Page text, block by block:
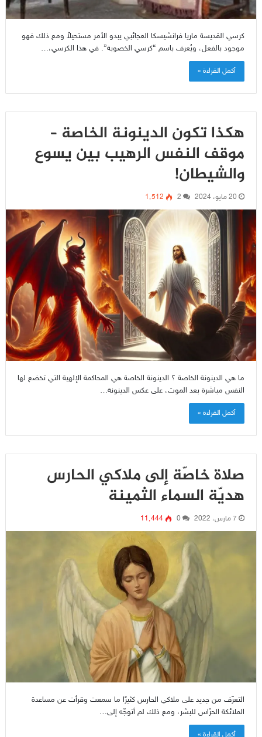
كرسي القديسة ماريا فرانشيسكا العجائبي يبدو الأمر مستحيلاً ومع ذلك فهو
موجود بالفعل، ويُعرف باسم “كرسي الخصوبة”. في هذا الكرسي،…
أكمل القراءة »
هكذا تكون الدينونة الخاصة –
موقف النفس الرهيب بين يسوع
والشيطان!
20 مايو، 2024 2 1٬512
ما هي الدينونة الخاصة ؟ الدينونة الخاصة هي المحاكمة الإلهية التي تخضع لها
النفس مباشرة بعد الموت، على عكس الدينونة…
أكمل القراءة »
صلاة خاصّة إلى ملاكي الحارس
هديّة السماء الثمينة
7 مارس، 2022 0 11٬444
التعرّف من جديد على ملاكي الحارس كثيرًا ما سمعت وقرأت عن مساعدة
الملائكة الحرّاس للبشر، ومع ذلك لم أتوجّه إلى…
أكمل القراءة »